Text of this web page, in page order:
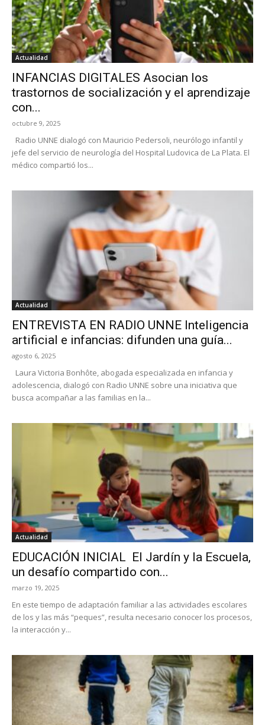
Actualidad
INFANCIAS DIGITALES Asocian los
trastornos de socialización y el aprendizaje
con...
octubre 9, 2025
Radio UNNE dialogó con Mauricio Pedersoli, neurólogo infantil y
jefe del servicio de neurología del Hospital Ludovica de La Plata. El
médico compartió los...
Actualidad
ENTREVISTA EN RADIO UNNE Inteligencia
artificial e infancias: difunden una guía...
agosto 6, 2025
Laura Victoria Bonhôte, abogada especializada en infancia y
adolescencia, dialogó con Radio UNNE sobre una iniciativa que
busca acompañar a las familias en la...
Actualidad
EDUCACIÓN INICIAL El Jardín y la Escuela,
un desafío compartido con...
marzo 19, 2025
En este tiempo de adaptación familiar a las actividades escolares
de los y las más “peques”, resulta necesario conocer los procesos,
la interacción y...